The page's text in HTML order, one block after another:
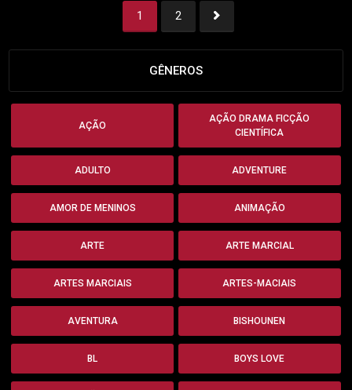
1
1
2
2
GÊNEROS
AÇÃO
AÇÃO DRAMA FICÇÃO
CIENTÍFICA
ADULTO ADVENTURE
AMOR DE MENINOS ANIMAÇÃO
ARTE ARTE MARCIAL
ARTES MARCIAIS ARTES-MACIAIS
AVENTURA BISHOUNEN
BL BOYS LOVE